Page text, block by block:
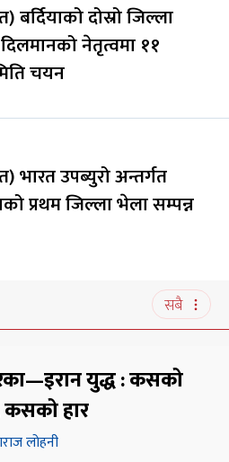
दोस्रो जिल्ला
नेतृत्वमा ११
चयन
भारत उपब्युरो अन्तर्गत
प्रथम जिल्ला भेला सम्पन्न
सबै
युद्ध : कसको
हार
लोहनी